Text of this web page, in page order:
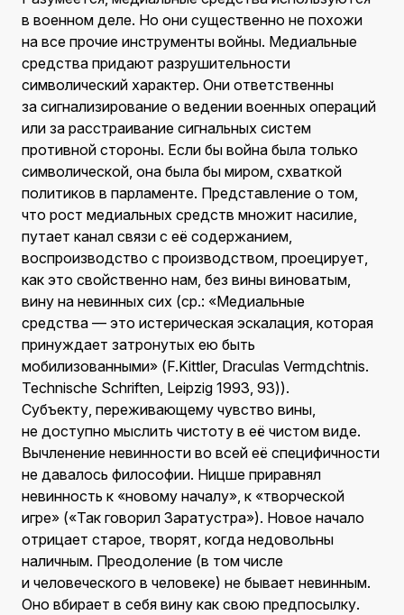
в военном деле. Но они существенно не похожи
на все прочие инструменты войны. Медиальные
средства придают разрушительности
символический характер. Они ответственны
за сигнализирование о ведении военных операций
или за расстраивание сигнальных систем
противной стороны. Если бы война была только
символической, она была бы миром, схваткой
политиков в парламенте. Представление о том,
что рост медиальных средств множит насилие,
путает канал связи с её содержанием,
воспроизводство с производством, проецирует,
как это свойственно нам, без вины виноватым,
вину на невинных сих (ср.: «Медиальные
средства — это истерическая эскалация, которая
принуждает затронутых ею быть
мобилизованными» (F.Kittler, Draculas Vermдchtnis.
Technische Schriften, Leipzig 1993, 93)).
Субъекту, переживающему чувство вины,
не доступно мыслить чистоту в её чистом виде.
Вычленение невинности во всей её специфичности
не давалось философии. Ницше приравнял
невинность к «новому началу», к «творческой
игре» («Так говорил Заратустра»). Новое начало
отрицает старое, творят, когда недовольны
наличным. Преодоление (в том числе
и человеческого в человеке) не бывает невинным.
Оно вбирает в себя вину как свою предпосылку.